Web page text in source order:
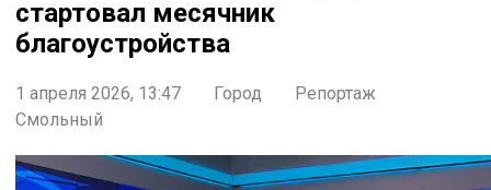
стартовал месячник
благоустройства
1 апреля 2026, 13:47 Город
Репортаж
Смольный